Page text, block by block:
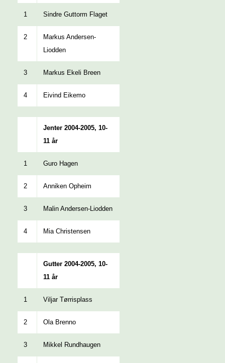
1 Sindre Guttorm Flaget
2
Markus Andersen-
Liodden
3 Markus Ekeli Breen
4 Eivind Eikemo
Jenter 2004-2005, 10-
11 år
1 Guro Hagen
2 Anniken Opheim
3 Malin Andersen-Liodden
4 Mia Christensen
Gutter 2004-2005, 10-
11 år
1 Viljar Tørrisplass
2 Ola Brenno
3 Mikkel Rundhaugen